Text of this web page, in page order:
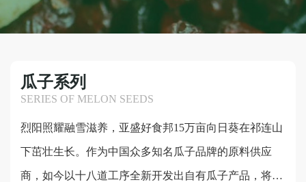
瓜子系列
SERIES OF MELON SEEDS
烈阳照耀融雪滋养，亚盛好食邦15万亩向日葵在祁连山
下茁壮生长。作为中国众多知名瓜子品牌的原料供应
商，如今以十八道工序全新开发出自有瓜子产品，将粒